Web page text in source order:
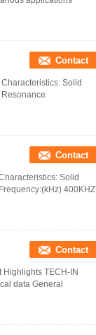
Contact
Solid
Contact
Solid
400KHZ
Contact
TECH-IN
data General